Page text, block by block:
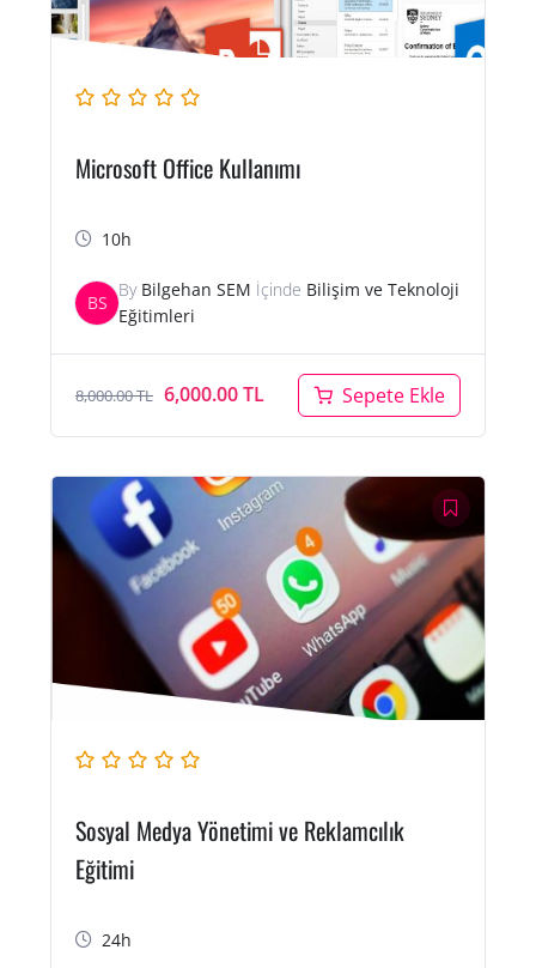
Microsoft Office Kullanımı
10h
BS
By Bilgehan SEM İçinde Bilişim ve Teknoloji
Eğitimleri
8,000.00TL Orijinal
6,000.00TLŞu
andaki
6,000.00 TL.
Sepete Ekle
Sosyal Medya Yönetimi ve Reklamcılık
Eğitimi
24h